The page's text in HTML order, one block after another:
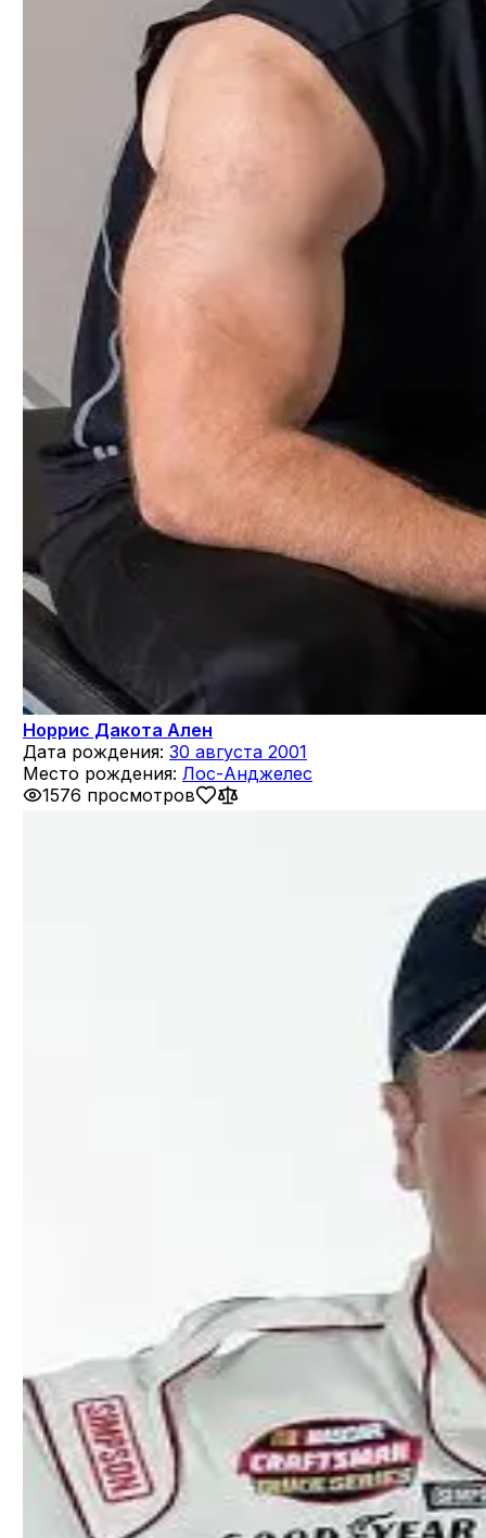
Норрис Дакота Ален
Дата рождения: 30 августа 2001
Место рождения: Лос-Анджелес
1576 просмотров